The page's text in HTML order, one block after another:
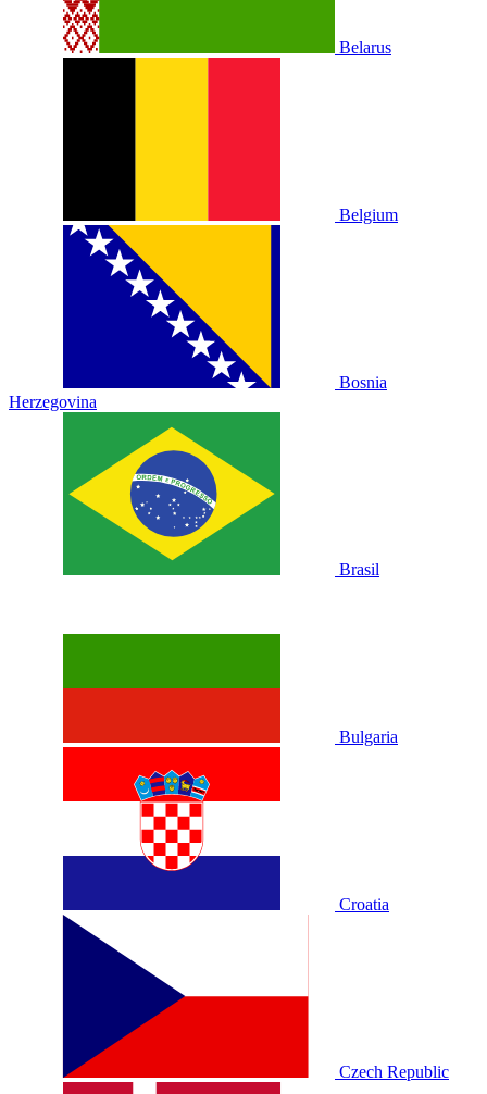
Belarus
Belgium
Bosnia
Herzegovina
Brasil
Bulgaria
Croatia
Czech Republic